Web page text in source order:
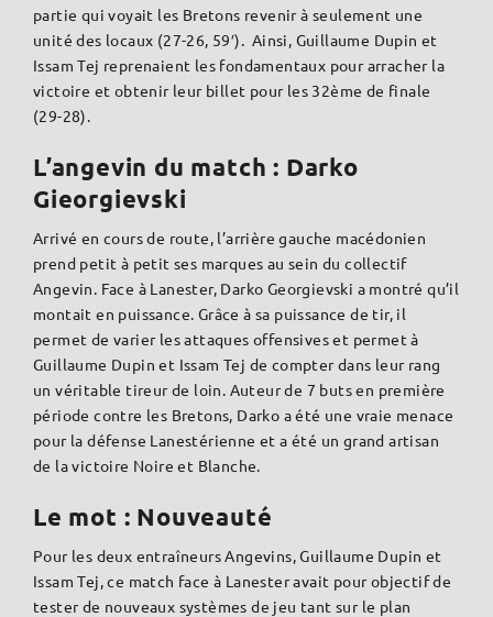
partie qui voyait les Bretons revenir à seulement une
unité des locaux (27-26, 59′). Ainsi, Guillaume Dupin et
Issam Tej reprenaient les fondamentaux pour arracher la
victoire et obtenir leur billet pour les 32ème de finale
(29-28).
L’angevin du match : Darko
Gieorgievski
Arrivé en cours de route, l’arrière gauche macédonien
prend petit à petit ses marques au sein du collectif
Angevin. Face à Lanester, Darko Georgievski a montré qu’il
montait en puissance. Grâce à sa puissance de tir, il
permet de varier les attaques offensives et permet à
Guillaume Dupin et Issam Tej de compter dans leur rang
un véritable tireur de loin. Auteur de 7 buts en première
période contre les Bretons, Darko a été une vraie menace
pour la défense Lanestérienne et a été un grand artisan
de la victoire Noire et Blanche.
Le mot : Nouveauté
Pour les deux entraîneurs Angevins, Guillaume Dupin et
Issam Tej, ce match face à Lanester avait pour objectif de
tester de nouveaux systèmes de jeu tant sur le plan